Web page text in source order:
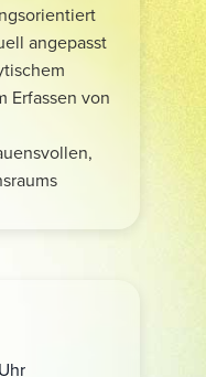
angepasst
Erfassen von